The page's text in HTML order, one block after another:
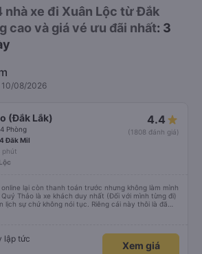
nhà xe đi Xuân Lộc từ Đắk
cao và giá vé ưu đãi nhất: 3
10/08/2026
(Đắk Lắk)
Phòng
4.4
(1808 đánh giá)
Đăk Mil
phút
lại còn thanh toán trước nhưng không làm mình
Thảo là xe khách duy nhất (Đối với mình từng đi)
lịch sự chứ không nói tục. Riêng cái này thôi là đã
tài xế còn uống pepsi rất dễ thương chứ không có
lập tức
Xem giá